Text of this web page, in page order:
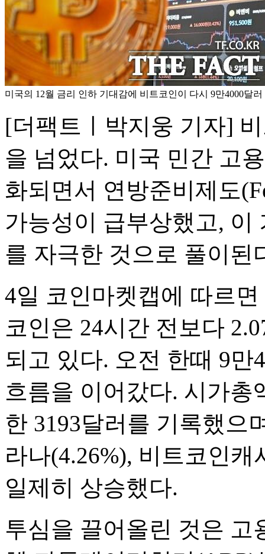
미국의 12월 금리 인하 기대감에 비트코인이 다시 9만4000달
[더팩트ㅣ박지웅 기자]
을 넘었다. 미국 민간 고
화되면서 연방준비제도
가능성이 급부상했고, 이
를 자극한 것으로 풀이된
4일 코인마켓캡에 따르
코인은 24시간 전보다
되고 있다. 오전 한때 9만
흐름을 이어갔다. 시가총
한 3193달러를 기록했으
라나(4.26%), 비트코인
일제히 상승했다.
투심을 끌어올린 것은 고